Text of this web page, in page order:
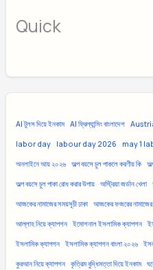
Quick
AI টুলস দিয়ে ইনকাম AI ফ্রিল্যান্সিং বাংলাদেশ
labor day labour day 2026 may 1
অনলাইনে আয় ২০২৬ অল্প বয়সে চুল পাকলে করণীয় কি
অল্প বয়সে চুল পাকা রোধ করার উপায় অস্ট্রিয়া জর্ডান খেলা
আজকের নামাজের সময়সূচী ঢাকা আজকের ফজরের
আল্লাহ নিয়ে ক্যাপশন ইমোশনাল ইসলামিক ক্যাপশন
ইসলামিক ক্যাপশন ইসলামিক ক্যাপশন বাংলা ২০২৬
কুরআন নিয়ে ক্যাপশন কৃত্রিম বুদ্ধিমত্তা দিয়ে ইনকাম